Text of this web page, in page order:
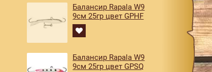
Балансир Rapala W9
9см 25гр цвет GPHF
Балансир Rapala W9
9см 25гр цвет GPSQ